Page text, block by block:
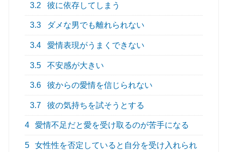
3.2 彼に依存してしまう
3.3 ダメな男でも離れられない
3.4 愛情表現がうまくできない
3.5 不安感が大きい
3.6 彼からの愛情を信じられない
3.7 彼の気持ちを試そうとする
4 愛情不足だと愛を受け取るのが苦手になる
5
女性性を否定していると自分を受け入れられ